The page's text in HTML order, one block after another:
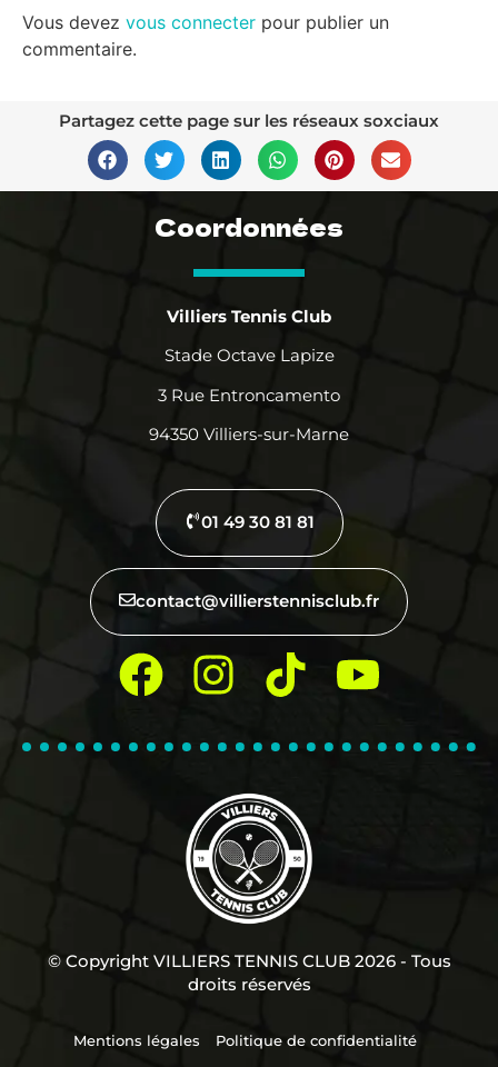
Vous devez vous connecter pour publier un
commentaire.
Partagez cette page sur les réseaux soxciaux
Coordonnées
Villiers Tennis Club
Stade Octave Lapize
3 Rue Entroncamento
94350 Villiers-sur-Marne
01 49 30 81 81
contact@villierstennisclub.fr
© Copyright VILLIERS TENNIS CLUB 2026 - Tous
droits réservés
Mentions légales Politique de confidentialité